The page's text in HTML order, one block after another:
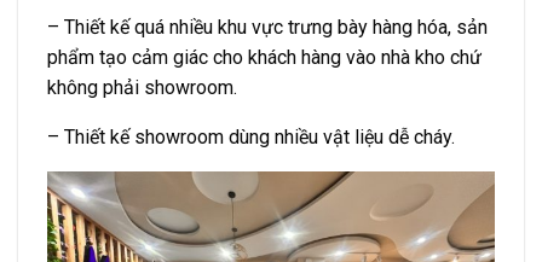
– Thiết kế quá nhiều khu vực trưng bày hàng hóa, sản
phẩm tạo cảm giác cho khách hàng vào nhà kho chứ
không phải showroom.
– Thiết kế showroom dùng nhiều vật liệu dễ cháy.